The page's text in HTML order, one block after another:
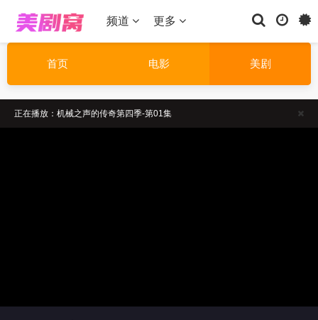
频道 更多
首页 电影 美剧
正在播放：机械之声的传奇第四季-第01集